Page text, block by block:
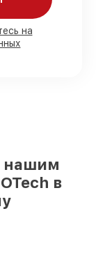
на
нашим
в